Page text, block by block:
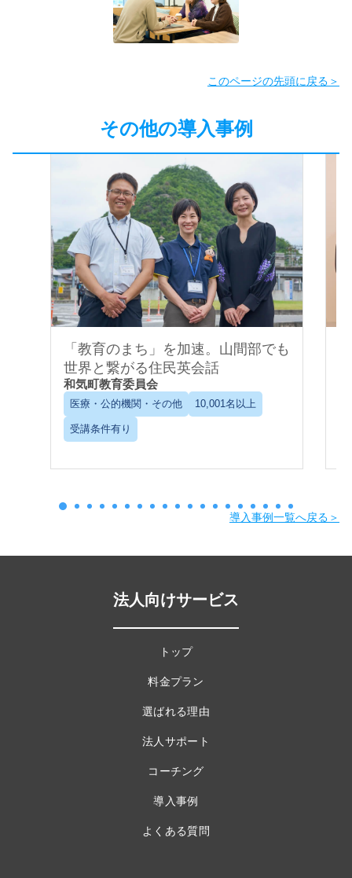
このページの先頭に戻る＞
その他の導入事例
「教育のまち」を加速。山間部でも
世界と繋がる住民英会話
和気町教育委員会
医療・公的機関・その他 10,001名以上
受講条件有り
導入事例一覧へ戻る＞
法人向けサービス
トップ
料金プラン
選ばれる理由
法人サポート
コーチング
導入事例
よくある質問